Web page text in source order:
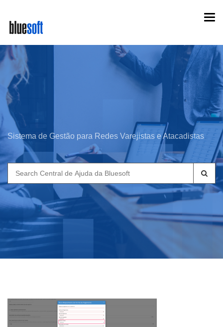
main
content
Sistema de Gestão para Redes Varejistas e Atacadistas
Search
for: